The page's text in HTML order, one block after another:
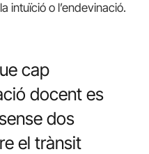
intuïció o l’endevinació.
cap
docent es
dos
el trànsit